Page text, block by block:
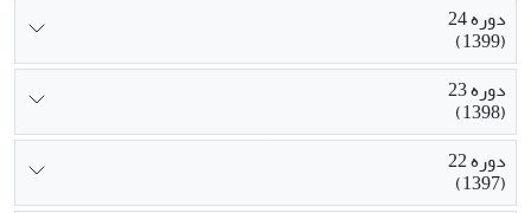
دوره 24
(1399)
دوره 23
(1398)
دوره 22
(1397)